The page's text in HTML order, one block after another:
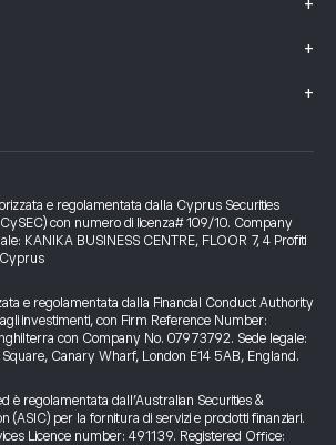
+
+
+
e regolamentata dalla Cyprus Securities
con numero di licenza# 109/10. Company
KANIKA BUSINESS CENTRE, FLOOR 7, 4 Profiti
Cyprus
e regolamentata dalla Financial Conduct Authority
investimenti, con Firm Reference Number:
con Company No. 07973792. Sede legale:
Canary Wharf, London E14 5AB, England.
è regolamentata dall’Australian Securities &
(ASIC) per la fornitura di servizi e prodotti finanziari.
Licence number: 491139. Registered Office: